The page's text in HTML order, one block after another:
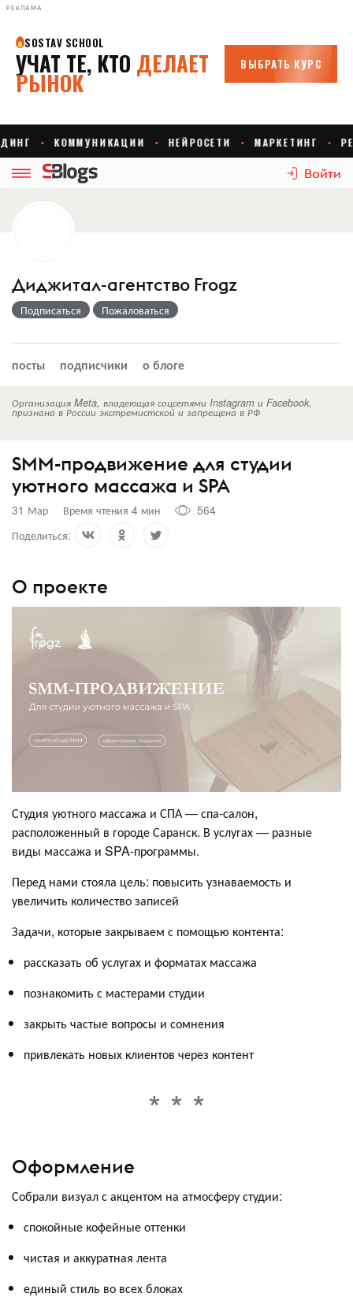
РЕКЛАМА
Войти
Диджитал-агентство Frogz
Подписаться Пожаловаться
посты подписчики о блоге
Организация Meta, владеющая соцсетями Instagram и Facebook,
признана в России экстремистской и запрещена в РФ
SMM-продвижение для студии
уютного массажа и SPA
31 Мар Время чтения 4 мин
564
Поделиться:
О проекте
Студия уютного массажа и СПА — спа-салон,
расположенный в городе Саранск. В услугах — разные
виды массажа и SPA-программы.
Перед нами стояла цель: повысить узнаваемость и
увеличить количество записей
Задачи, которые закрываем с помощью контента:
рассказать об услугах и форматах массажа
познакомить с мастерами студии
закрыть частые вопросы и сомнения
привлекать новых клиентов через контент
Оформление
Собрали визуал с акцентом на атмосферу студии:
спокойные кофейные оттенки
чистая и аккуратная лента
единый стиль во всех блоках